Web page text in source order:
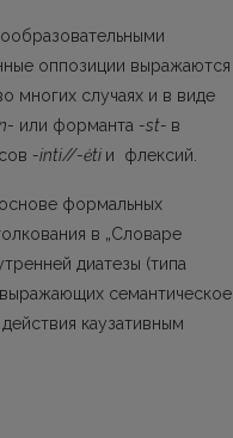
оппозиции выражаются
многих случаях и в виде
- или форманта -st- в
-inti//-ėti и флексий.
ос­нове формальных
в „Словаре
диатезы (типа
выражающих семантическое
каузативным